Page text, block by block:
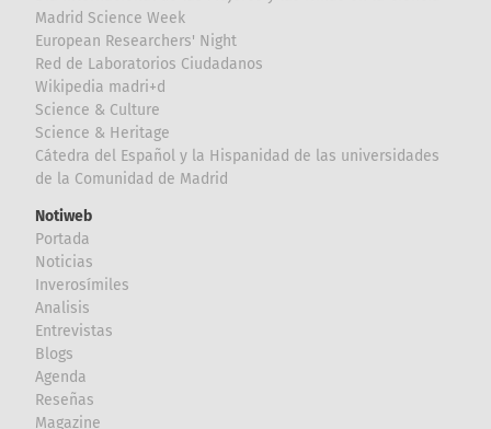
Madrid Science Week
European Researchers' Night
Red de Laboratorios Ciudadanos
Wikipedia madri+d
Science & Culture
Science & Heritage
Cátedra del Español y la Hispanidad de las universidades
de la Comunidad de Madrid
Notiweb
Portada
Noticias
Inverosímiles
Analisis
Entrevistas
Blogs
Agenda
Reseñas
Magazine